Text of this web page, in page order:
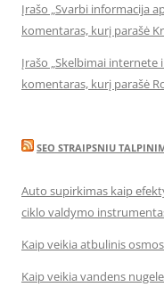
Įrašo „Svarbi informacija
komentaras, kurį parašė
Įrašo „Skelbimai
komentaras, kurį parašė
SEO STRAIPSNIU
Auto supirkimas kaip
ciklo valdymo
Kaip veikia atbulinis
Kaip veikia vandens